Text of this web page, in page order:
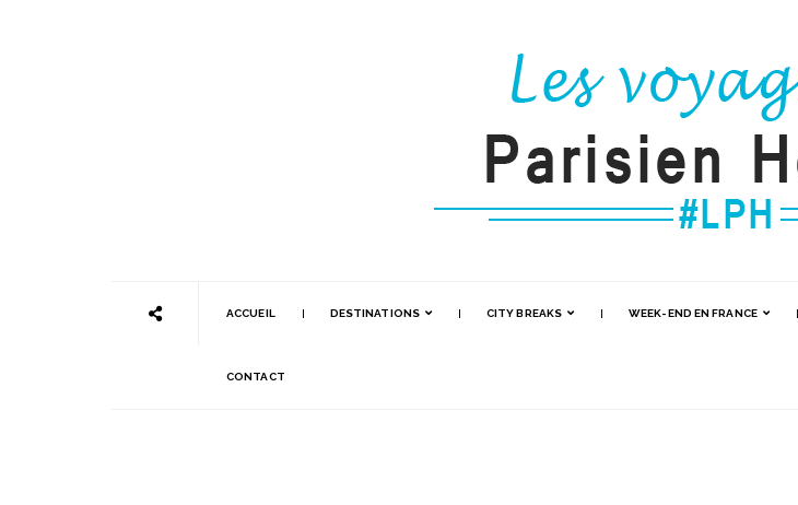
ACCUEIL DESTINATIONS CITY BREAKS WEEK-END EN FRANCE
CONTACT